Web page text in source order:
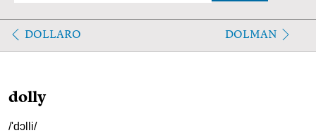
DOLLARO DOLMAN
dolly
/'dɔlli/